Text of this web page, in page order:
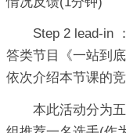
Step 2 lead-in
答类节目《一站到
依次介绍本节课的竞
本此活动分为